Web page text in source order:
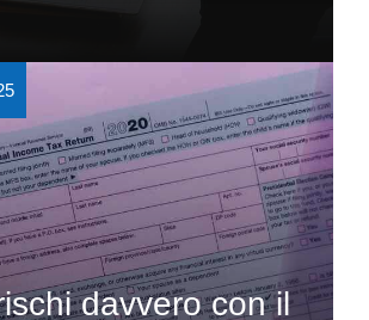
davvero con il